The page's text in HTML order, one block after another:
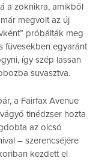
a zoknikra, amikből
megvolt az új
próbálták meg
füvesekben egyaránt
így szép lassan
suvasztva.
a Fairfax Avenue
tinédzser hozta
az olcsó
– szerencséjére
kezdett el